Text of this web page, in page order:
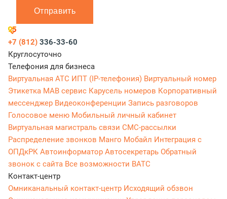
Отправить
+7 (812) 336-33-60
Круглосуточно
Телефония для бизнеса
Виртуальная АТС ИПТ (IP-телефония) Виртуальный номер
Этикетка МАВ сервис Карусель номеров Корпоративный
мессенджер Видеоконференции Запись разговоров
Голосовое меню Мобильный личный кабинет
Виртуальная магистраль связи СМС-рассылки
Распределение звонков Манго Мобайл Интеграция с
ОПДкРК Автоинформатор Автосекретарь Обратный
звонок с сайта Все возможности ВАТС
Контакт-центр
Омниканальный контакт-центр Исходящий обзвон